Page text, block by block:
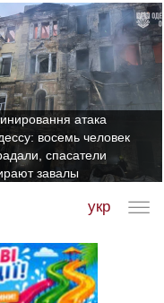
атака
восемь человек
спасатели
завалы
укр